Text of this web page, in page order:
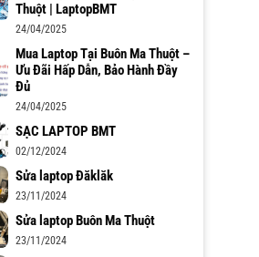
Thuột | LaptopBMT
24/04/2025
Mua Laptop Tại Buôn Ma Thuột –
Ưu Đãi Hấp Dẫn, Bảo Hành Đầy
Đủ
24/04/2025
SẠC LAPTOP BMT
02/12/2024
Sửa laptop Đăklăk
23/11/2024
Sửa laptop Buôn Ma Thuột
23/11/2024